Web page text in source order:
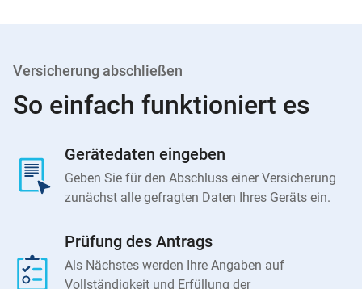
Versicherung abschließen
So einfach funktioniert es
Gerätedaten eingeben
Geben Sie für den Abschluss einer Versicherung
zunächst alle gefragten Daten Ihres Geräts ein.
Prüfung des Antrags
Als Nächstes werden Ihre Angaben auf
Vollständigkeit und Erfüllung der